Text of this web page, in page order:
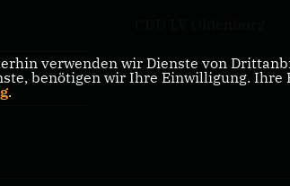
verwenden wir Dienste von
benötigen wir Ihre Einwilligung. Ihre
.